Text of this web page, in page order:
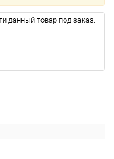
данный товар под заказ.